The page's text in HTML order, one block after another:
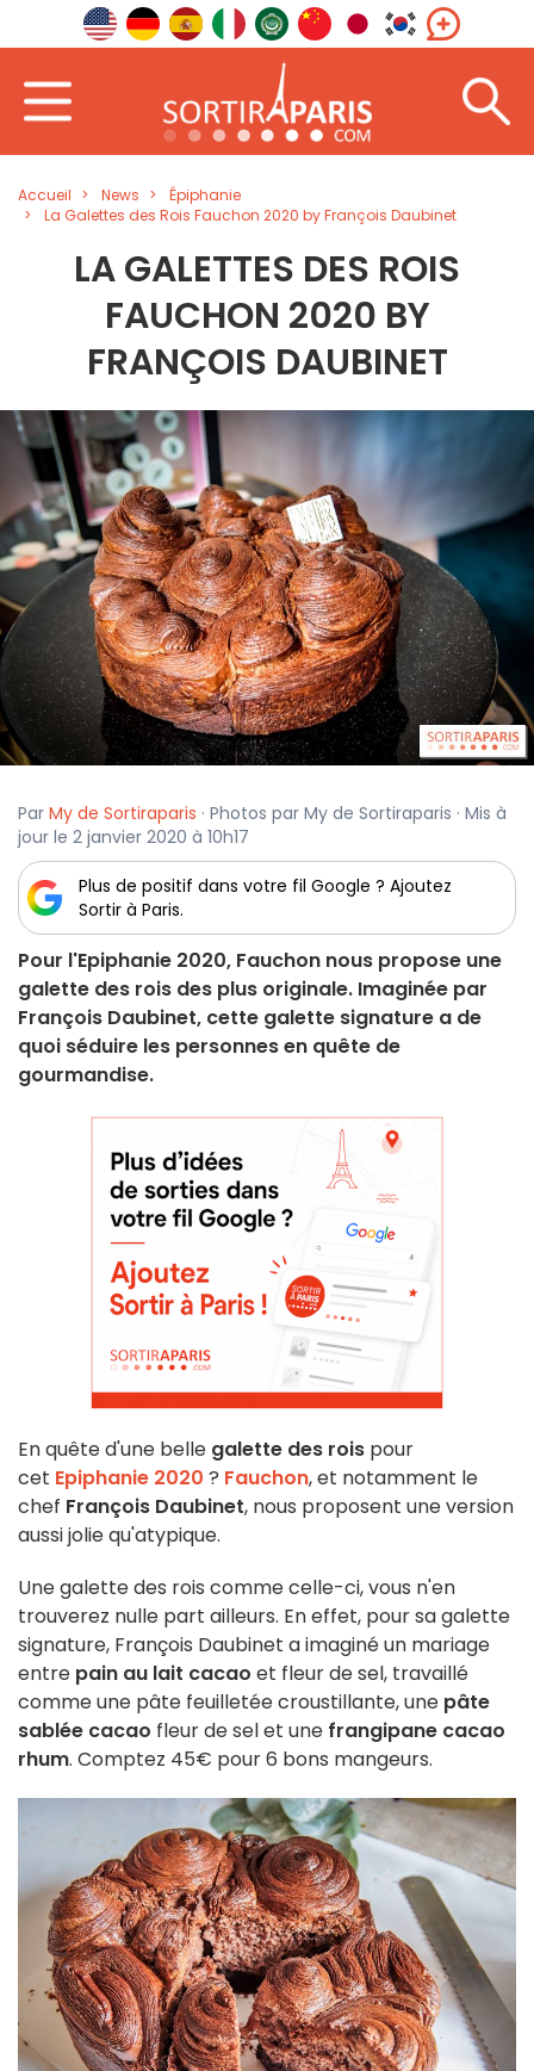
Accueil News
Épiphanie
La Galettes des Rois Fauchon 2020 by François Daubinet
LA GALETTES DES ROIS
FAUCHON 2020 BY
FRANÇOIS DAUBINET
Par My de Sortiraparis · Photos par My de Sortiraparis · Mis à
jour le 2 janvier 2020 à 10h17
Plus de positif dans votre fil Google ? Ajoutez
Sortir à Paris.
Pour l'Epiphanie 2020, Fauchon nous propose une
galette des rois des plus originale. Imaginée par
François Daubinet, cette galette signature a de
quoi séduire les personnes en quête de
gourmandise.
En quête d'une belle galette des rois pour
cet Epiphanie 2020 ? Fauchon, et notamment le
chef François Daubinet, nous proposent une version
aussi jolie qu'atypique.
Une galette des rois comme celle-ci, vous n'en
trouverez nulle part ailleurs. En effet, pour sa galette
signature, François Daubinet a imaginé un mariage
entre pain au lait cacao et fleur de sel, travaillé
comme une pâte feuilletée croustillante, une pâte
sablée cacao fleur de sel et une frangipane cacao
rhum. Comptez 45€ pour 6 bons mangeurs.